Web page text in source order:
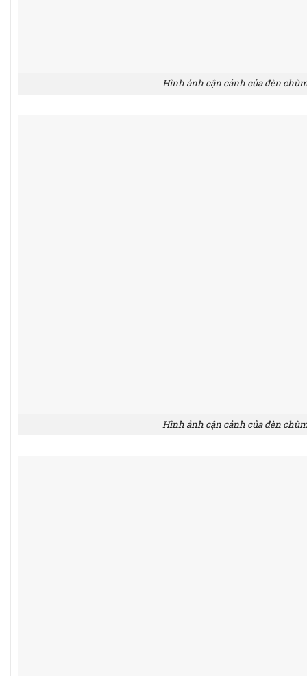
Hình ảnh cận cảnh của đèn
Hình ảnh cận cảnh của đèn